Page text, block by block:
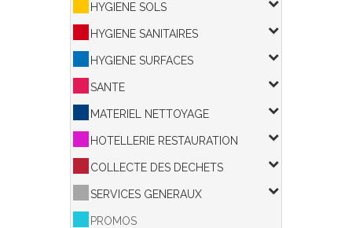
HYGIENE SOLS
HYGIENE SANITAIRES
HYGIENE SURFACES
SANTE
MATERIEL NETTOYAGE
HOTELLERIE RESTAURATION
COLLECTE DES DECHETS
SERVICES GENERAUX
PROMOS